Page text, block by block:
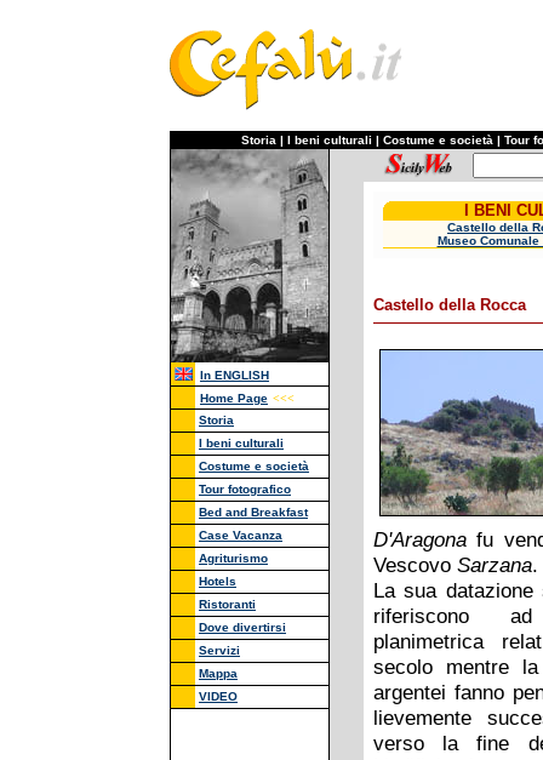
Storia | I beni culturali | Costume e società | Tour
In ENGLISH
Home Page <<<
Storia
I beni culturali
Costume e società
Tour fotografico
Bed and Breakfast
Case Vacanza
Agriturismo
Hotels
Ristoranti
Dove divertirsi
Servizi
Mappa
VIDEO
I BENI
Castello della
Museo
Castello della Rocca
D'Aragona fu
Vescovo Sarzana.
La sua
riferiscono
planimetrica
secolo mentre
argentei fanno
lievemente
verso la fine